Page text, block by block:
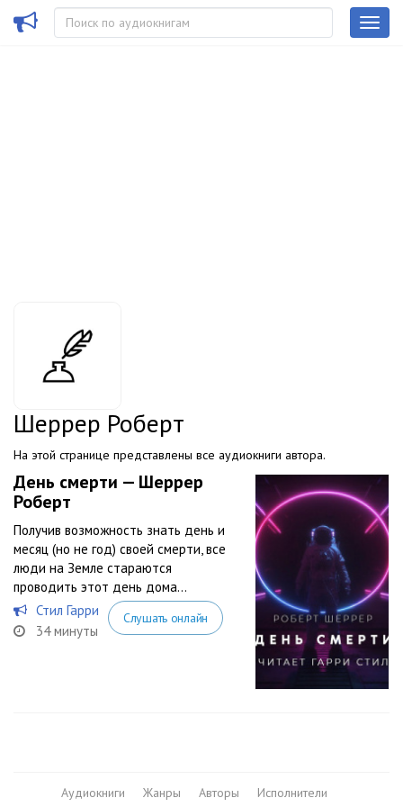
Шеррер Роберт
На этой странице представлены все аудиокниги автора.
День смерти — Шеррер
Роберт
Получив возможность знать день и
месяц (но не год) своей смерти, все
люди на Земле стараются
проводить этот день дома…
Стил Гарри
34 минуты
Слушать онлайн
Аудиокниги Жанры Авторы Исполнители